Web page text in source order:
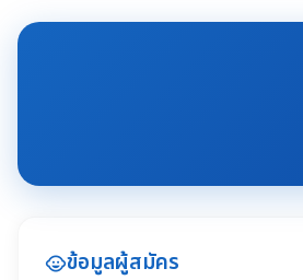
child_careข้อมูลผู้สมัคร